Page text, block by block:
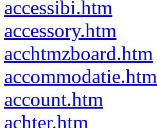
accessibi.htm
accessory.htm
acchtmzboard.htm
accommodatie.htm
account.htm
achter.htm